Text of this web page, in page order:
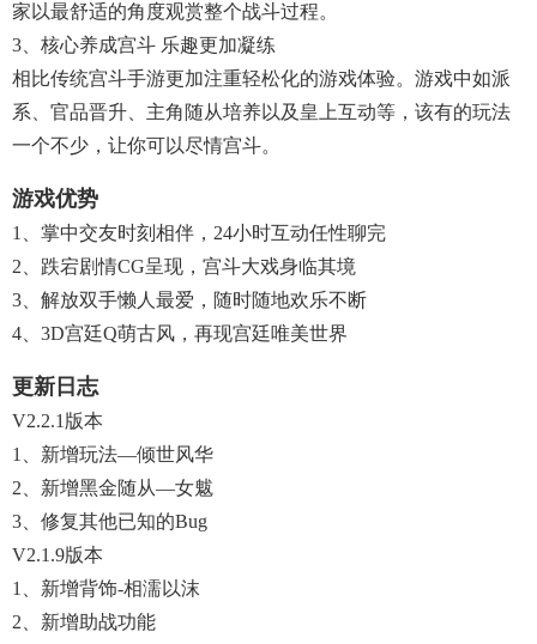
家以最舒适的角度观赏整个战斗过程。
3、核心养成宫斗 乐趣更加凝练
相比传统宫斗手游更加注重轻松化的游戏体验。游戏中如派
系、官品晋升、主角随从培养以及皇上互动等，该有的玩法
一个不少，让你可以尽情宫斗。
游戏优势
1、掌中交友时刻相伴，24小时互动任性聊完
2、跌宕剧情CG呈现，宫斗大戏身临其境
3、解放双手懒人最爱，随时随地欢乐不断
4、3D宫廷Q萌古风，再现宫廷唯美世界
更新日志
V2.2.1版本
1、新增玩法—倾世风华
2、新增黑金随从—女魃
3、修复其他已知的Bug
V2.1.9版本
1、新增背饰-相濡以沫
2、新增助战功能